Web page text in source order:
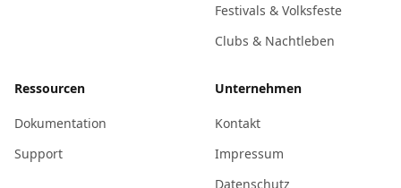
Festivals & Volksfeste
Clubs & Nachtleben
Ressourcen
Dokumentation
Support
Unternehmen
Kontakt
Impressum
Datenschutz